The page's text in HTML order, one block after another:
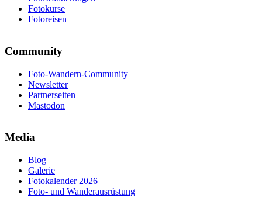
Fotokurse
Fotoreisen
Community
Foto-Wandern-Community
Newsletter
Partnerseiten
Mastodon
Media
Blog
Galerie
Fotokalender 2026
Foto- und Wanderausrüstung